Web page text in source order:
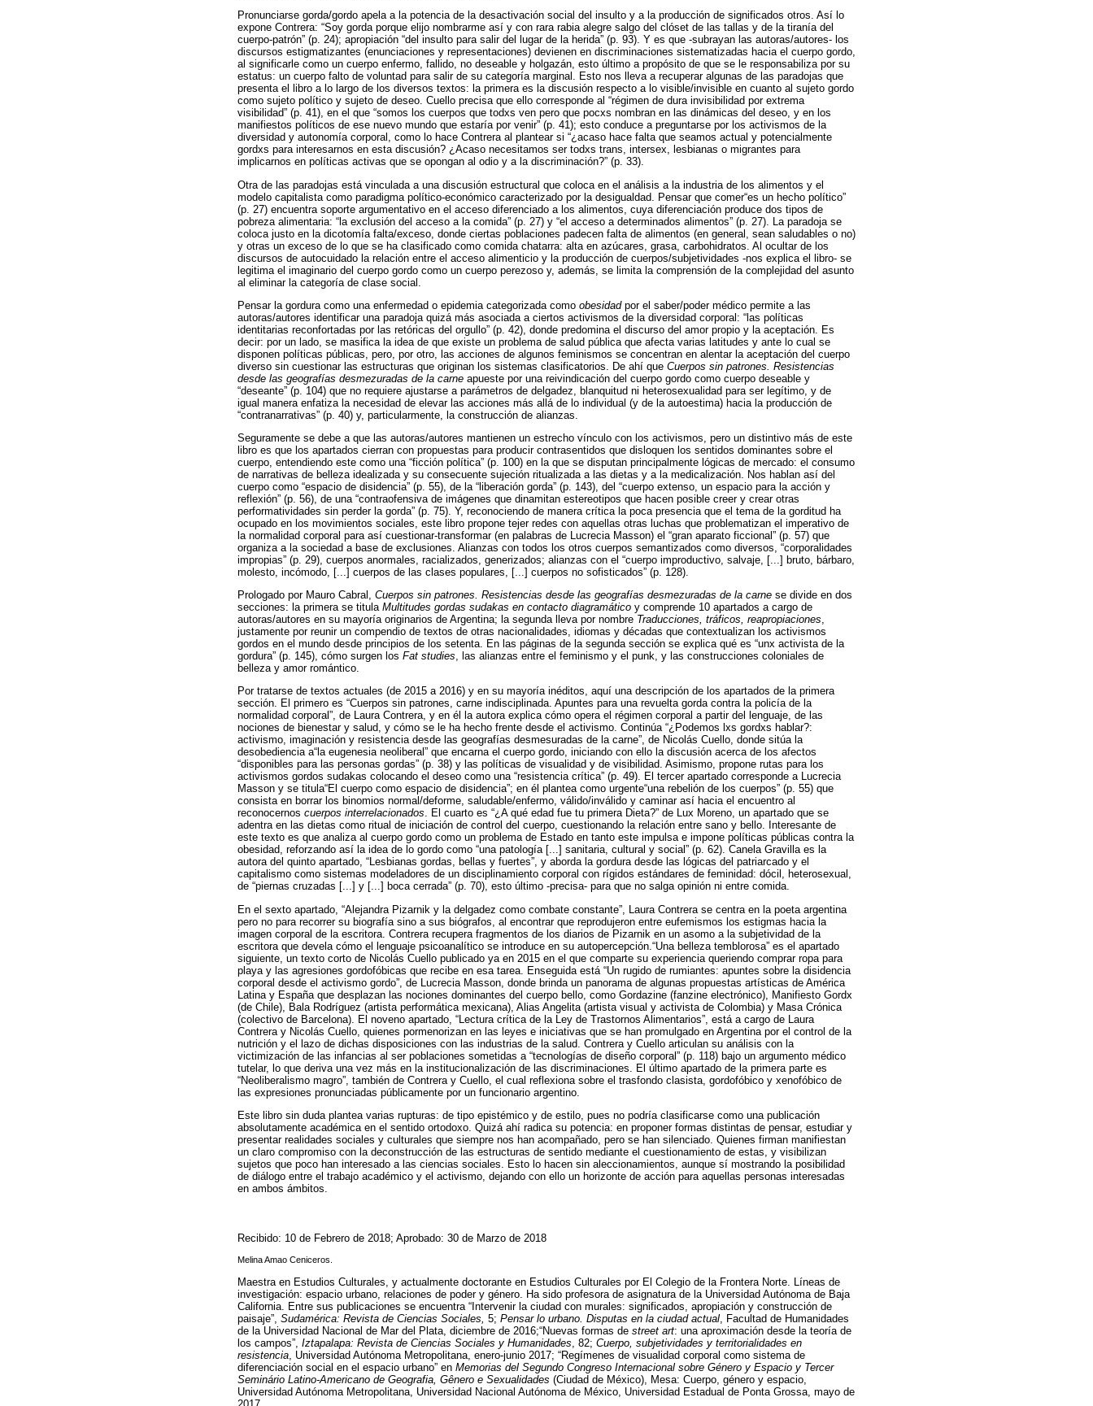
Pronunciarse gorda/gordo apela a la potencia de la desactivación social del insulto y a la producción de significados otros. Así lo
expone Contrera: “Soy gorda porque elijo nombrarme así y con rara rabia alegre salgo del clóset de las tallas y de la tiranía del
cuerpo-patrón” (p. 24); apropiación “del insulto para salir del lugar de la herida” (p. 93). Y es que -subrayan las autoras/autores- los
discursos estigmatizantes (enunciaciones y representaciones) devienen en discriminaciones sistematizadas hacia el cuerpo gordo,
al significarle como un cuerpo enfermo, fallido, no deseable y holgazán, esto último a propósito de que se le responsabiliza por su
estatus: un cuerpo falto de voluntad para salir de su categoría marginal. Esto nos lleva a recuperar algunas de las paradojas que
presenta el libro a lo largo de los diversos textos: la primera es la discusión respecto a lo visible/invisible en cuanto al sujeto gordo
como sujeto político y sujeto de deseo. Cuello precisa que ello corresponde al “régimen de dura invisibilidad por extrema
visibilidad” (p. 41), en el que “somos los cuerpos que todxs ven pero que pocxs nombran en las dinámicas del deseo, y en los
manifiestos políticos de ese nuevo mundo que estaría por venir” (p. 41); esto conduce a preguntarse por los activismos de la
diversidad y autonomía corporal, como lo hace Contrera al plantear si “¿acaso hace falta que seamos actual y potencialmente
gordxs para interesarnos en esta discusión? ¿Acaso necesitamos ser todxs trans, intersex, lesbianas o migrantes para
implicarnos en políticas activas que se opongan al odio y a la discriminación?” (p. 33).
Otra de las paradojas está vinculada a una discusión estructural que coloca en el análisis a la industria de los alimentos y el
modelo capitalista como paradigma político-económico caracterizado por la desigualdad. Pensar que comer“es un hecho político”
(p. 27) encuentra soporte argumentativo en el acceso diferenciado a los alimentos, cuya diferenciación produce dos tipos de
pobreza alimentaria: “la exclusión del acceso a la comida” (p. 27) y “el acceso a determinados alimentos” (p. 27). La paradoja se
coloca justo en la dicotomía falta/exceso, donde ciertas poblaciones padecen falta de alimentos (en general, sean saludables o no)
y otras un exceso de lo que se ha clasificado como comida chatarra: alta en azúcares, grasa, carbohidratos. Al ocultar de los
discursos de autocuidado la relación entre el acceso alimenticio y la producción de cuerpos/subjetividades -nos explica el libro- se
legitima el imaginario del cuerpo gordo como un cuerpo perezoso y, además, se limita la comprensión de la complejidad del asunto
al eliminar la categoría de clase social.
Pensar la gordura como una enfermedad o epidemia categorizada como obesidadpor el saber/poder médico permite a las
autoras/autores identificar una paradoja quizá más asociada a ciertos activismos de la diversidad corporal: “las políticas
identitarias reconfortadas por las retóricas del orgullo” (p. 42), donde predomina el discurso del amor propio y la aceptación. Es
decir: por un lado, se masifica la idea de que existe un problema de salud pública que afecta varias latitudes y ante lo cual se
disponen políticas públicas, pero, por otro, las acciones de algunos feminismos se concentran en alentar la aceptación del cuerpo
diverso sin cuestionar las estructuras que originan los sistemas clasificatorios. De ahí que Cuerpos sin patrones. Resistencias
desde las geografías desmezuradas de la carne apueste por una reivindicación del cuerpo gordo como cuerpo deseable y
“deseante” (p. 104) que no requiere ajustarse a parámetros de delgadez, blanquitud ni heterosexualidad para ser legítimo, y de
igual manera enfatiza la necesidad de elevar las acciones más allá de lo individual (y de la autoestima) hacia la producción de
“contranarrativas” (p. 40) y, particularmente, la construcción de alianzas.
Seguramente se debe a que las autoras/autores mantienen un estrecho vínculo con los activismos, pero un distintivo más de este
libro es que los apartados cierran con propuestas para producir contrasentidos que disloquen los sentidos dominantes sobre el
cuerpo, entendiendo este como una “ficción política” (p. 100) en la que se disputan principalmente lógicas de mercado: el consumo
de narrativas de belleza idealizada y su consecuente sujeción ritualizada a las dietas y a la medicalización. Nos hablan así del
cuerpo como “espacio de disidencia” (p. 55), de la “liberación gorda” (p. 143), del “cuerpo extenso, un espacio para la acción y
reflexión” (p. 56), de una “contraofensiva de imágenes que dinamitan estereotipos que hacen posible creer y crear otras
performatividades sin perder la gorda” (p. 75). Y, reconociendo de manera crítica la poca presencia que el tema de la gorditud ha
ocupado en los movimientos sociales, este libro propone tejer redes con aquellas otras luchas que problematizan el imperativo de
la normalidad corporal para así cuestionar-transformar (en palabras de Lucrecia Masson) el “gran aparato ficcional” (p. 57) que
organiza a la sociedad a base de exclusiones. Alianzas con todos los otros cuerpos semantizados como diversos, “corporalidades
impropias” (p. 29), cuerpos anormales, racializados, generizados; alianzas con el “cuerpo improductivo, salvaje, [...] bruto, bárbaro,
molesto, incómodo, [...] cuerpos de las clases populares, [...] cuerpos no sofisticados” (p. 128).
Prologado por Mauro Cabral, Cuerpos sin patrones. Resistencias desde las geografías desmezuradas de la carne se divide en dos
secciones: la primera se titula Multitudes gordas sudakas en contacto diagramático y comprende 10 apartados a cargo de
autoras/autores en su mayoría originarios de Argentina; la segunda lleva por nombre Traducciones, tráficos, reapropiaciones,
justamente por reunir un compendio de textos de otras nacionalidades, idiomas y décadas que contextualizan los activismos
gordos en el mundo desde principios de los setenta. En las páginas de la segunda sección se explica qué es “unx activista de la
gordura” (p. 145), cómo surgen los Fat studies, las alianzas entre el feminismo y el punk, y las construcciones coloniales de
belleza y amor romántico.
Por tratarse de textos actuales (de 2015 a 2016) y en su mayoría inéditos, aquí una descripción de los apartados de la primera
sección. El primero es “Cuerpos sin patrones, carne indisciplinada. Apuntes para una revuelta gorda contra la policía de la
normalidad corporal”, de Laura Contrera, y en él la autora explica cómo opera el régimen corporal a partir del lenguaje, de las
nociones de bienestar y salud, y cómo se le ha hecho frente desde el activismo. Continúa “¿Podemos lxs gordxs hablar?:
activismo, imaginación y resistencia desde las geografías desmesuradas de la carne”, de Nicolás Cuello, donde sitúa la
desobediencia a“la eugenesia neoliberal” que encarna el cuerpo gordo, iniciando con ello la discusión acerca de los afectos
“disponibles para las personas gordas” (p. 38) y las políticas de visualidad y de visibilidad. Asimismo, propone rutas para los
activismos gordos sudakas colocando el deseo como una “resistencia crítica” (p. 49). El tercer apartado corresponde a Lucrecia
Masson y se titula“El cuerpo como espacio de disidencia”; en él plantea como urgente“una rebelión de los cuerpos” (p. 55) que
consista en borrar los binomios normal/deforme, saludable/enfermo, válido/inválido y caminar así hacia el encuentro al
reconocernos cuerpos interrelacionados. El cuarto es “¿A qué edad fue tu primera Dieta?” de Lux Moreno, un apartado que se
adentra en las dietas como ritual de iniciación de control del cuerpo, cuestionando la relación entre sano y bello. Interesante de
este texto es que analiza al cuerpo gordo como un problema de Estado en tanto este impulsa e impone políticas públicas contra la
obesidad, reforzando así la idea de lo gordo como “una patología [...] sanitaria, cultural y social” (p. 62). Canela Gravilla es la
autora del quinto apartado, “Lesbianas gordas, bellas y fuertes”, y aborda la gordura desde las lógicas del patriarcado y el
capitalismo como sistemas modeladores de un disciplinamiento corporal con rígidos estándares de feminidad: dócil, heterosexual,
de “piernas cruzadas [...] y [...] boca cerrada” (p. 70), esto último -precisa- para que no salga opinión ni entre comida.
En el sexto apartado, “Alejandra Pizarnik y la delgadez como combate constante”, Laura Contrera se centra en la poeta argentina
pero no para recorrer su biografía sino a sus biógrafos, al encontrar que reprodujeron entre eufemismos los estigmas hacia la
imagen corporal de la escritora. Contrera recupera fragmentos de los diarios de Pizarnik en un asomo a la subjetividad de la
escritora que devela cómo el lenguaje psicoanalítico se introduce en su autopercepción.“Una belleza temblorosa” es el apartado
siguiente, un texto corto de Nicolás Cuello publicado ya en 2015 en el que comparte su experiencia queriendo comprar ropa para
playa y las agresiones gordofóbicas que recibe en esa tarea. Enseguida está “Un rugido de rumiantes: apuntes sobre la disidencia
corporal desde el activismo gordo”, de Lucrecia Masson, donde brinda un panorama de algunas propuestas artísticas de América
Latina y España que desplazan las nociones dominantes del cuerpo bello, como Gordazine (fanzine electrónico), Manifiesto Gordx
(de Chile), Bala Rodríguez (artista performática mexicana), Alias Angelita (artista visual y activista de Colombia) y Masa Crónica
(colectivo de Barcelona). El noveno apartado, “Lectura crítica de la Ley de Trastornos Alimentarios”, está a cargo de Laura
Contrera y Nicolás Cuello, quienes pormenorizan en las leyes e iniciativas que se han promulgado en Argentina por el control de la
nutrición y el lazo de dichas disposiciones con las industrias de la salud. Contrera y Cuello articulan su análisis con la
victimización de las infancias al ser poblaciones sometidas a “tecnologías de diseño corporal” (p. 118) bajo un argumento médico
tutelar, lo que deriva una vez más en la institucionalización de las discriminaciones. El último apartado de la primera parte es
“Neoliberalismo magro”, también de Contrera y Cuello, el cual reflexiona sobre el trasfondo clasista, gordofóbico y xenofóbico de
las expresiones pronunciadas públicamente por un funcionario argentino.
Este libro sin duda plantea varias rupturas: de tipo epistémico y de estilo, pues no podría clasificarse como una publicación
absolutamente académica en el sentido ortodoxo. Quizá ahí radica su potencia: en proponer formas distintas de pensar, estudiar y
presentar realidades sociales y culturales que siempre nos han acompañado, pero se han silenciado. Quienes firman manifiestan
un claro compromiso con la deconstrucción de las estructuras de sentido mediante el cuestionamiento de estas, y visibilizan
sujetos que poco han interesado a las ciencias sociales. Esto lo hacen sin aleccionamientos, aunque sí mostrando la posibilidad
de diálogo entre el trabajo académico y el activismo, dejando con ello un horizonte de acción para aquellas personas interesadas
en ambos ámbitos.
Recibido: 10 de Febrero de 2018; Aprobado: 30 de Marzo de 2018
Melina Amao Ceniceros.
Maestra en Estudios Culturales, y actualmente doctorante en Estudios Culturales por El Colegio de la Frontera Norte. Líneas de
investigación: espacio urbano, relaciones de poder y género. Ha sido profesora de asignatura de la Universidad Autónoma de Baja
California. Entre sus publicaciones se encuentra “Intervenir la ciudad con murales: significados, apropiación y construcción de
paisaje”, Sudamérica: Revista de Ciencias Sociales, 5; Pensar lo urbano. Disputas en la ciudad actual , Facultad de Humanidades
de la Universidad Nacional de Mar del Plata, diciembre de 2016;“Nuevas formas de street art: una aproximación desde la teoría de
los campos”, Iztapalapa: Revista de Ciencias Sociales y Humanidades , 82; Cuerpo, subjetividades y territorialidades en
resistencia , Universidad Autónoma Metropolitana, enero-junio 2017; “Regímenes de visualidad corporal como sistema de
diferenciación social en el espacio urbano” en Memorias del Segundo Congreso Internacional sobre Género y Espacio y Tercer
Seminário Latino-Americano de Geografia, Gênero e Sexualidades (Ciudad de México), Mesa: Cuerpo, género y espacio,
Universidad Autónoma Metropolitana, Universidad Nacional Autónoma de México, Universidad Estadual de Ponta Grossa, mayo de
2017.